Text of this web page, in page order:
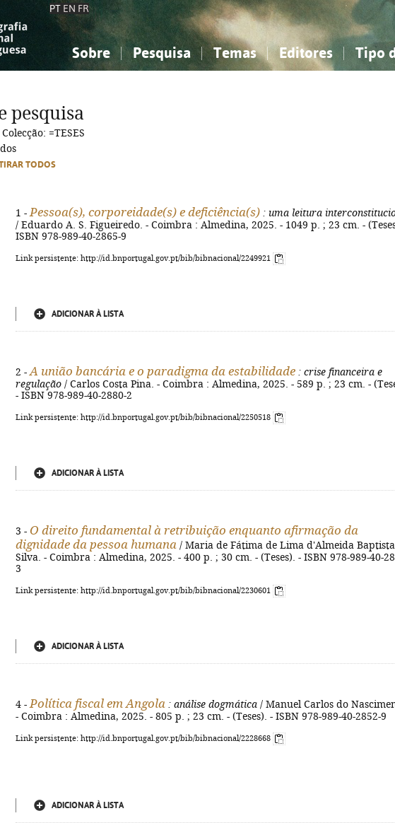
PT EN FR
Sobre Pesquisa Temas
Ciências sociais...
Editores Tipo
Ciências sociais...
pesquisa
=TESES
TODOS
1 - Pessoa(s), corporeidade(s) e deficiência(s) : uma leitura
/ Eduardo A. S. Figueiredo. - Coimbra : Almedina, 2025. - 1049 p. ; 23 cm. -
ISBN 978-989-40-2865-9
Link persistente: http://id.bnportugal.gov.pt/bib/bibnacional/2249921
ADICIONAR À LISTA
2 - A união bancária e o paradigma da estabilidade : crise financeira e
regulação / Carlos Costa Pina. - Coimbra : Almedina, 2025. - 589 p. ; 23 cm. -
- ISBN 978-989-40-2880-2
Link persistente: http://id.bnportugal.gov.pt/bib/bibnacional/2250518
ADICIONAR À LISTA
3 - O direito fundamental à retribuição enquanto afirmação da
dignidade da pessoa humana / Maria de Fátima de Lima d'Almeida
Silva. - Coimbra : Almedina, 2025. - 400 p. ; 30 cm. - (Teses). - ISBN 978-989-40-
3
Link persistente: http://id.bnportugal.gov.pt/bib/bibnacional/2230601
ADICIONAR À LISTA
4 - Política fiscal em Angola : análise dogmática / Manuel Carlos do
- Coimbra : Almedina, 2025. - 805 p. ; 23 cm. - (Teses). - ISBN 978-989-40-2852-9
Link persistente: http://id.bnportugal.gov.pt/bib/bibnacional/2228668
ADICIONAR À LISTA